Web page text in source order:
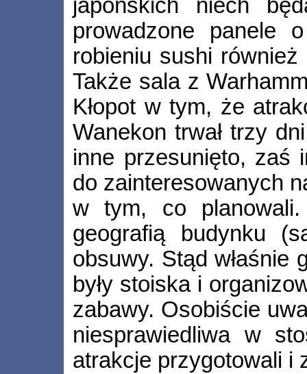
japońskich niech
prowadzone panele
robieniu sushi również
Także sala z
Kłopot w tym, że
Wanekon trwał trzy
inne przesunięto, zaś
do zainteresowanych
w tym, co
geografią budynku
obsuwy. Stąd właśnie
były stoiska i
zabawy. Osobiście
niesprawiedliwa w
atrakcje przygotowali i